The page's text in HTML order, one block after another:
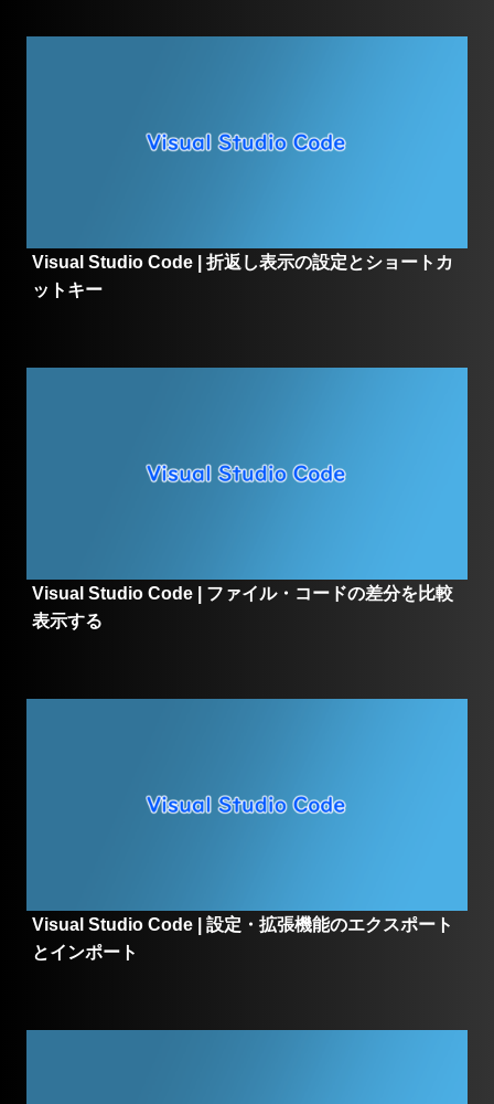
Visual Studio Code | 折返し表示の設定とショートカ
ットキー
Visual Studio Code | ファイル・コードの差分を比較
表示する
Visual Studio Code | 設定・拡張機能のエクスポート
とインポート